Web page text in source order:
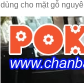
dùng cho mặt gỗ